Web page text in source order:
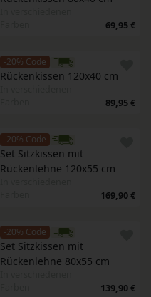
69,95 €
-20% Code
Rückenkissen 120x40 cm
89,95 €
-20% Code
Set Sitzkissen mit
Rückenlehne 120x55 cm
169,90 €
-20% Code
Set Sitzkissen mit
Rückenlehne 80x55 cm
139,90 €